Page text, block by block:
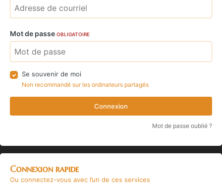
Mot de passe OBLIGATOIRE
Se souvenir de moi
Non recommandé sur les ordinateurs partagés
Connexion
Mot de passe oublié ?
Connexion rapide
Ou connectez-vous avec l’un de ces services